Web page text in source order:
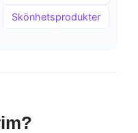
Skönhetsprodukter